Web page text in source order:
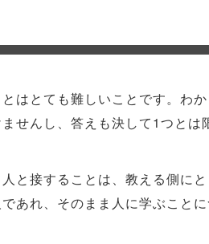
はとても難しいことです。わ
せんし、答えも決して1つとは
と接することは、教える側に
あれ、そのまま人に学ぶことに